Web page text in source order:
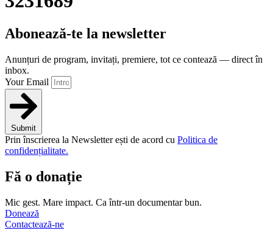
Abonează-te la newsletter
Anunțuri de program, invitați, premiere, tot ce contează — direct în
inbox.
Your Email
Submit
Prin înscrierea la Newsletter ești de acord cu Politica de
confidențialitate.
Fă o donație
Mic gest. Mare impact. Ca într-un documentar bun.
Donează
Contactează-ne